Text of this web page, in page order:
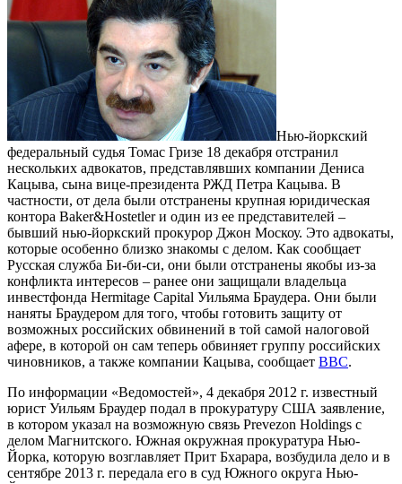
Нью-йоркский
федеральный судья Томас Гризе 18 декабря отстранил
нескольких адвокатов, представлявших компании Дениса
Кацыва, сына вице-президента РЖД Петра Кацыва. В
частности, от дела были отстранены крупная юридическая
контора Baker&Hostetler и один из ее представителей –
бывший нью-йоркский прокурор Джон Москоу. Это адвокаты,
которые особенно близко знакомы с делом. Как сообщает
Русская служба Би-би-си, они были отстранены якобы из-за
конфликта интересов – ранее они защищали владельца
инвестфонда Hermitage Capital Уильяма Браудера. Они были
наняты Браудером для того, чтобы готовить защиту от
возможных российских обвинений в той самой налоговой
афере, в которой он сам теперь обвиняет группу российских
чиновников, а также компании Кацыва, сообщает BBC.
По информации «Ведомостей», 4 декабря 2012 г. известный
юрист Уильям Браудер подал в прокуратуру США заявление,
в котором указал на возможную связь Prevezon Holdings с
делом Магнитского. Южная окружная прокуратура Нью-
Йорка, которую возглавляет Прит Бхарара, возбудила дело и в
сентябре 2013 г. передала его в суд Южного округа Нью-